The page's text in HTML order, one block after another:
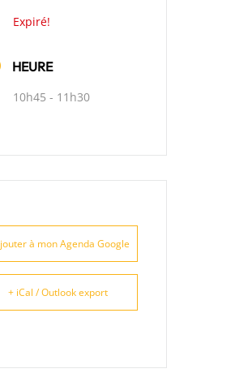
Expiré!
HEURE
10h45 - 11h30
à mon Agenda Google
+ iCal / Outlook export